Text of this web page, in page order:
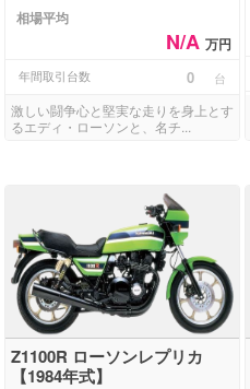
相場平均
N/A万円
年間取引台数 0 台
激しい闘争心と堅実な走りを身上とす
るエディ・ローソンと、名チ...
Z1100R ローソンレプリカ
【1984年式】